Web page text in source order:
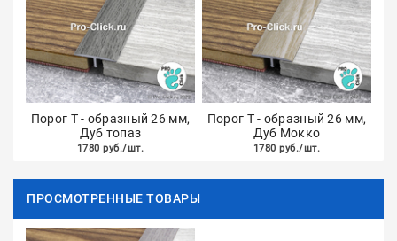
Порог Т - образный 26 мм,
Дуб топаз
1780 руб./шт.
Порог Т - образный 26 мм,
Дуб Мокко
1780 руб./шт.
ПРОСМОТРЕННЫЕ ТОВАРЫ